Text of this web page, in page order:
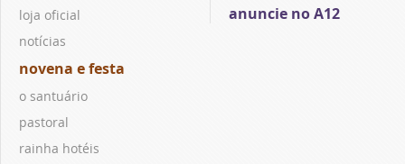
loja oficial
notícias
novena e festa
o santuário
pastoral
rainha hotéis
anuncie no A12